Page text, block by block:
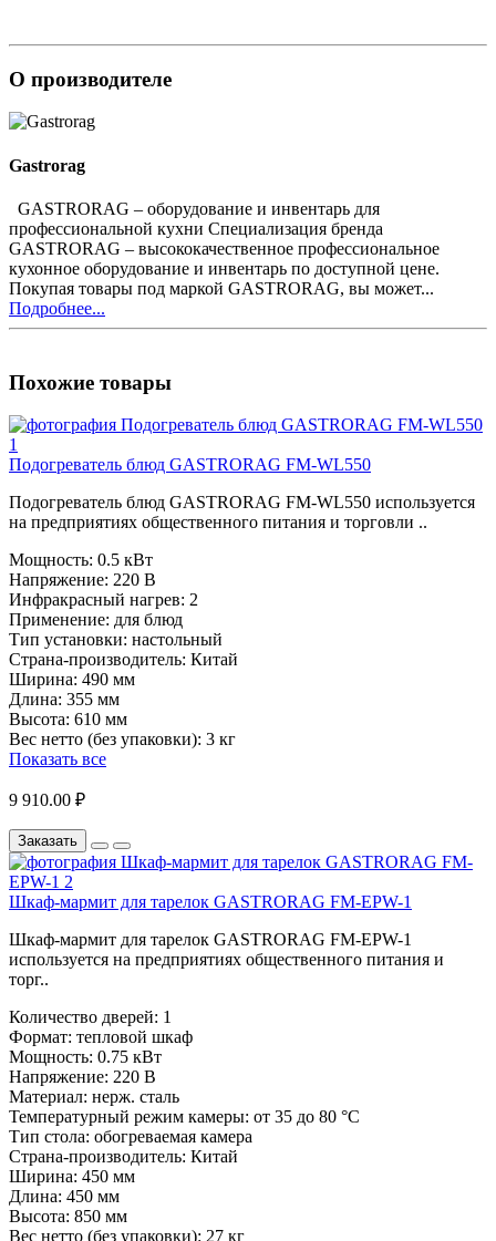
О производителе
Gastrorag
GASTRORAG – оборудование и инвентарь для
профессиональной кухни Специализация бренда
GASTRORAG – высококачественное профессиональное
кухонное оборудование и инвентарь по доступной цене.
Покупая товары под маркой GASTRORAG, вы может...
Подробнее...
Похожие товары
Подогреватель блюд GASTRORAG FM-WL550
Подогреватель блюд GASTRORAG FM-WL550 используется
на предприятиях общественного питания и торговли ..
Мощность: 0.5 кВт
Напряжение: 220 В
Инфракрасный нагрев: 2
Применение: для блюд
Тип установки: настольный
Страна-производитель: Китай
Ширина: 490 мм
Длина: 355 мм
Высота: 610 мм
Вес нетто (без упаковки): 3 кг
Показать все
9 910.00 ₽
Заказать
Шкаф-мармит для тарелок GASTRORAG FM-EPW-1
Шкаф-мармит для тарелок GASTRORAG FM-EPW-1
используется на предприятиях общественного питания и
торг..
Количество дверей: 1
Формат: тепловой шкаф
Мощность: 0.75 кВт
Напряжение: 220 В
Материал: нерж. сталь
Температурный режим камеры: от 35 до 80 °С
Тип стола: обогреваемая камера
Страна-производитель: Китай
Ширина: 450 мм
Длина: 450 мм
Высота: 850 мм
Вес нетто (без упаковки): 27 кг